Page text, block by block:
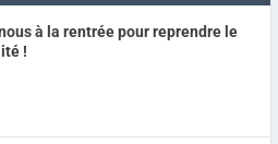
à la rentrée pour reprendre le
!